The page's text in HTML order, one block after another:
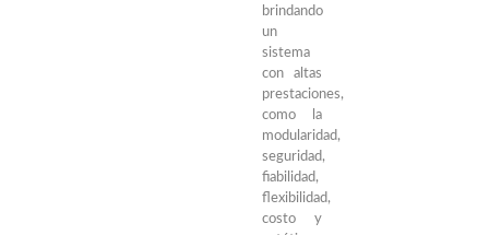
brindando
un
sistema
con altas
prestaciones,
como la
modularidad,
seguridad,
fiabilidad,
flexibilidad,
costo y